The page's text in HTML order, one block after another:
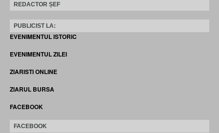
REDACTOR ȘEF
PUBLICIST LA:
EVENIMENTUL ISTORIC
EVENIMENTUL ZILEI
ZIARISTI ONLINE
ZIARUL BURSA
FACEBOOK
FACEBOOK